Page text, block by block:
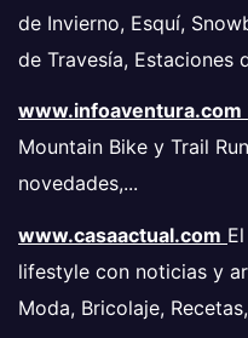
de Invierno, Esquí,
de Travesía, Estaciones
www.infoaventura.com
Mountain Bike y Trail
novedades,...
www.casaactual.com
lifestyle con noticias y
Moda, Bricolaje,